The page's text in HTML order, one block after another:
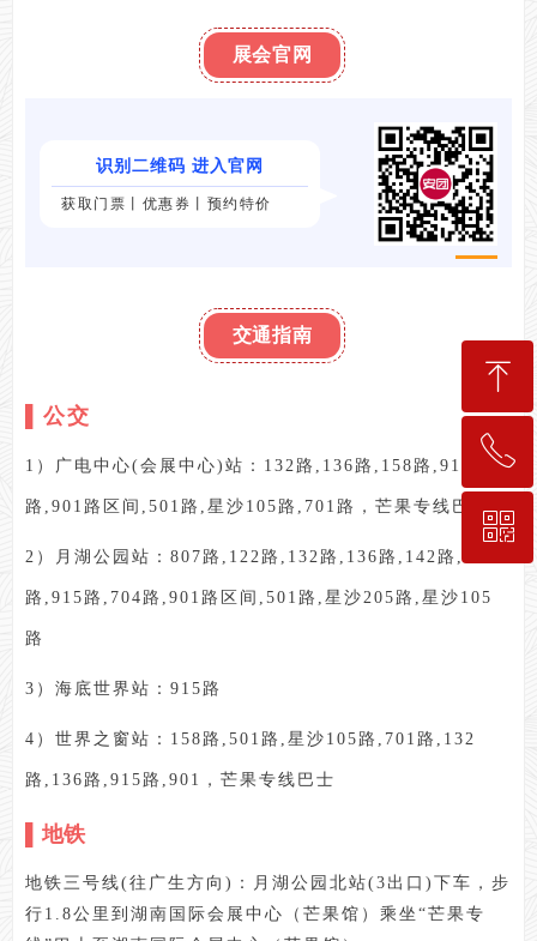
展会官网
识别二维码 进入官网
获取门票丨优惠券丨预约特价
交通指南
▌公交
1）广电中心(会展中心)站：132路,136路,158路,915
路,901路区间,501路,星沙105路,701路，芒果专线巴士
2）月湖公园站：807路,122路,132路,136路,142路,158
路,915路,704路,901路区间,501路,星沙205路,星沙105
路
3）海底世界站：915路
4）世界之窗站：158路,501路,星沙105路,701路,132
路,136路,915路,901，芒果专线巴士
▌地铁
地铁三号线(往广生方向)：月湖公园北站(3出口)下车，步
行1.8公里到 湖南国际会展中心 （芒果馆） 乘坐“芒果专
ꁸ
回到顶部
ꂅ
189-7498-5834
ꀥ
入会咨询